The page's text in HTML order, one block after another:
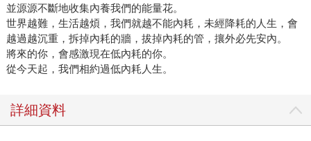
並源源不斷地收集內養我們的能量花。
世界越難，生活越煩，我們就越不能內耗，未經降耗的人生，會
越過越沉重，拆掉內耗的牆，拔掉內耗的管，攘外必先安內。
將來的你，會感激現在低內耗的你。
從今天起，我們相約過低內耗人生。
詳細資料